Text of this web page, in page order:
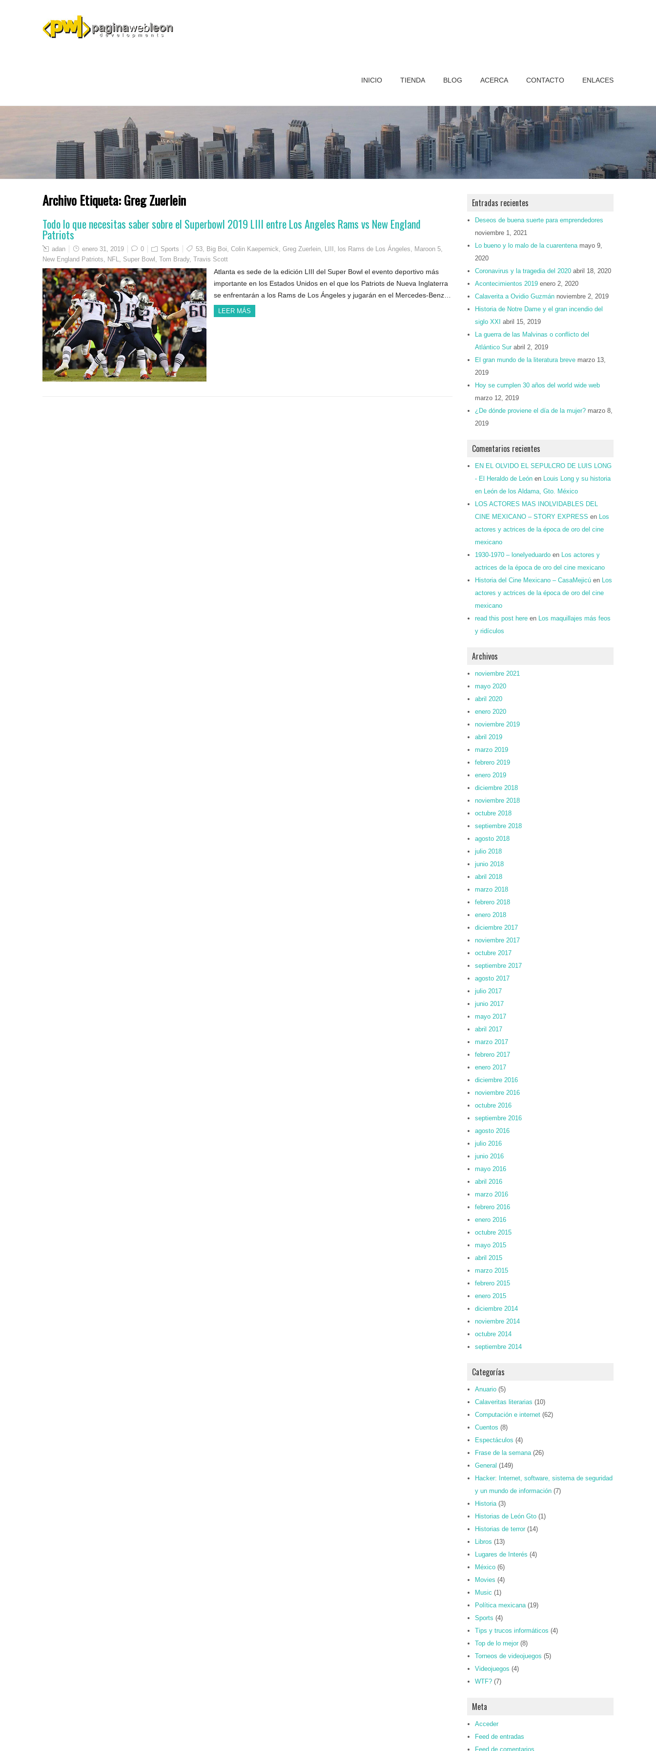
INICIO TIENDA BLOG ACERCA CONTACTO ENLACES
Archivo Etiqueta:Greg Zuerlein
Todo lo que necesitas saber sobre el Superbowl 2019 LIII entre Los Angeles Rams vs New England
Patriots
adan enero 31, 2019 0 Sports 53, Big Boi, Colin Kaepernick, Greg Zuerlein, LIII , los Rams de Los Ángeles, Maroon 5,
New England Patriots, NFL, Super Bowl , Tom Brady, Travis Scott
Atlanta es sede de la edición LIII del Super Bowl el evento deportivo más
importante en los Estados Unidos en el que los Patriots de Nueva Inglaterra
se enfrentarán a los Rams de Los Ángeles y jugarán en el Mercedes-Benz…
LEER MÁS
Entradas recientes
Deseos de buena suerte para emprendedores
noviembre 1, 2021
Lo bueno y lo malo de la cuarentena mayo 9,
2020
Coronavirus y la tragedia del 2020 abril 18, 2020
Acontecimientos 2019 enero 2, 2020
Calaverita a Ovidio Guzmán noviembre 2, 2019
Historia de Notre Dame y el gran incendio del
siglo XXI abril 15, 2019
La guerra de las Malvinas o conflicto del
Atlántico Sur abril 2, 2019
El gran mundo de la literatura breve marzo 13,
2019
Hoy se cumplen 30 años del world wide web
marzo 12, 2019
¿De dónde proviene el día de la mujer? marzo 8,
2019
Comentarios recientes
EN EL OLVIDO EL SEPULCRO DE LUIS LONG
- El Heraldo de León en Louis Long y su historia
en León de los Aldama, Gto. México
LOS ACTORES MAS INOLVIDABLES DEL
CINE MEXICANO – STORY EXPRESS en Los
actores y actrices de la época de oro del cine
mexicano
1930-1970 – lonelyeduardo en Los actores y
actrices de la época de oro del cine mexicano
Historia del Cine Mexicano – CasaMejicú en Los
actores y actrices de la época de oro del cine
mexicano
read this post here en Los maquillajes más feos
y ridículos
Archivos
noviembre 2021
mayo 2020
abril 2020
enero 2020
noviembre 2019
abril 2019
marzo 2019
febrero 2019
enero 2019
diciembre 2018
noviembre 2018
octubre 2018
septiembre 2018
agosto 2018
julio 2018
junio 2018
abril 2018
marzo 2018
febrero 2018
enero 2018
diciembre 2017
noviembre 2017
octubre 2017
septiembre 2017
agosto 2017
julio 2017
junio 2017
mayo 2017
abril 2017
marzo 2017
febrero 2017
enero 2017
diciembre 2016
noviembre 2016
octubre 2016
septiembre 2016
agosto 2016
julio 2016
junio 2016
mayo 2016
abril 2016
marzo 2016
febrero 2016
enero 2016
octubre 2015
mayo 2015
abril 2015
marzo 2015
febrero 2015
enero 2015
diciembre 2014
noviembre 2014
octubre 2014
septiembre 2014
Categorías
Anuario (5)
Calaveritas literarias (10)
Computación e internet (62)
Cuentos (8)
Espectáculos (4)
Frase de la semana(26)
General (149)
Hacker: Internet, software, sistema de seguridad
y un mundo de información (7)
Historia(3)
Historias de León Gto (1)
Historias de terror (14)
Libros (13)
Lugares de Interés (4)
México (6)
Movies (4)
Music (1)
Política mexicana(19)
Sports (4)
Tips y trucos informáticos (4)
Top de lo mejor (8)
Torneos de videojuegos (5)
Videojuegos (4)
WTF? (7)
Meta
Acceder
Feed de entradas
Feed de comentarios